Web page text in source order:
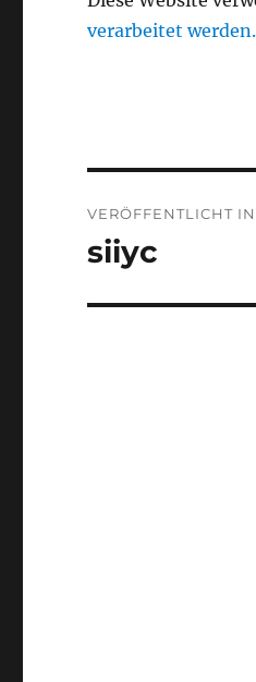
verarbeitet werden.
VERÖFFENTLICHT IN
siiyc